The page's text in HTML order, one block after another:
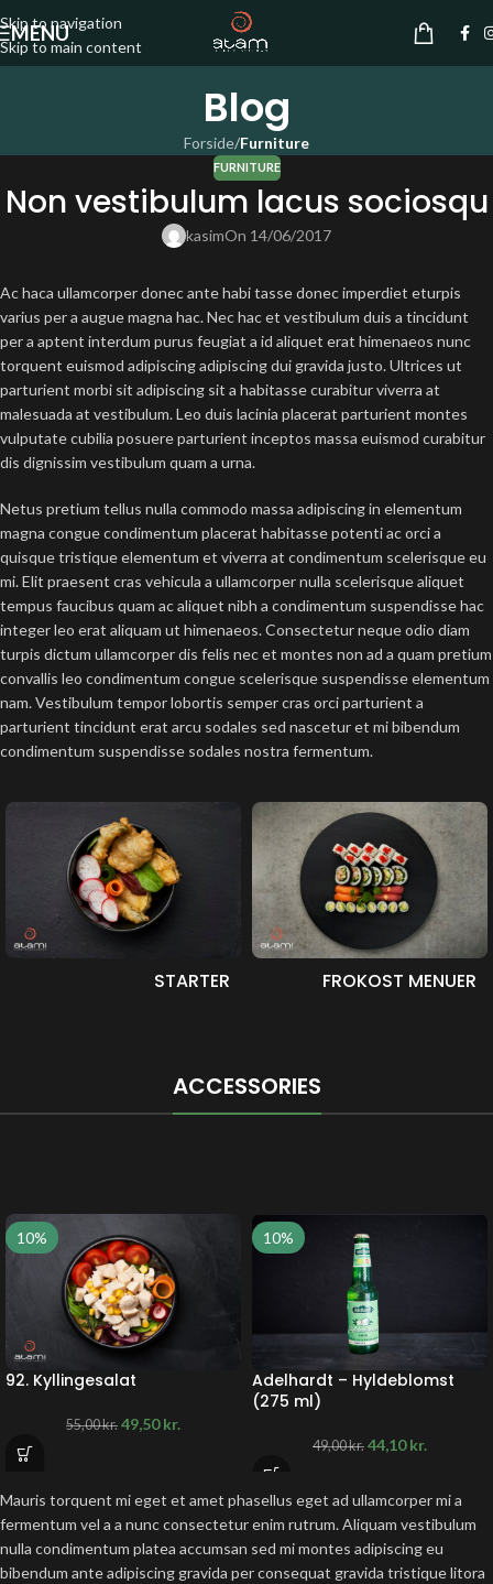
Skip to navigation
Skip to main content
MENU
Blog
Forside/Furniture
FURNITURE
Non vestibulum lacus sociosqu
kasimOn 14/06/2017
Ac haca ullamcorper donec ante habi tasse donec imperdiet eturpis
varius per a augue magna hac. Nec hac et vestibulum duis a tincidunt
per a aptent interdum purus feugiat a id aliquet erat himenaeos nunc
torquent euismod adipiscing adipiscing dui gravida justo. Ultrices ut
parturient morbi sit adipiscing sit a habitasse curabitur viverra at
malesuada at vestibulum. Leo duis lacinia placerat parturient montes
vulputate cubilia posuere parturient inceptos massa euismod curabitur
dis dignissim vestibulum quam a urna.
Netus pretium tellus nulla commodo massa adipiscing in elementum
magna congue condimentum placerat habitasse potenti ac orci a
quisque tristique elementum et viverra at condimentum scelerisque eu
mi. Elit praesent cras vehicula a ullamcorper nulla scelerisque aliquet
tempus faucibus quam ac aliquet nibh a condimentum suspendisse hac
integer leo erat aliquam ut himenaeos. Consectetur neque odio diam
turpis dictum ullamcorper dis felis nec et montes non ad a quam pretium
convallis leo condimentum congue scelerisque suspendisse elementum
nam. Vestibulum tempor lobortis semper cras orci parturient a
parturient tincidunt erat arcu sodales sed nascetur et mi bibendum
condimentum suspendisse sodales nostra fermentum.
STARTER FROKOST MENUER
ACCESSORIES
10%
92. Kyllingesalat
55,00kr. 49,50kr.
10%
Adelhardt – Hyldeblomst
(275 ml)
49,00kr. 44,10kr.
Mauris torquent mi eget et amet phasellus eget ad ullamcorper mi a
fermentum vel a a nunc consectetur enim rutrum. Aliquam vestibulum
nulla condimentum platea accumsan sed mi montes adipiscing eu
bibendum ante adipiscing gravida per consequat gravida tristique litora